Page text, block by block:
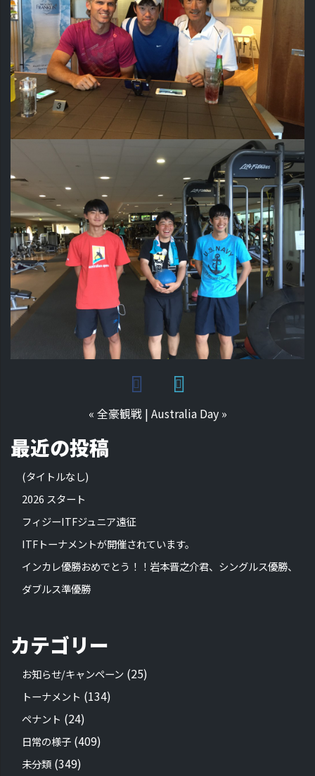
« 全豪観戦| Australia Day»
最近の投稿
(タイトルなし)
2026 スタート
フィジーITFジュニア遠征
ITFトーナメントが開催されています。
インカレ優勝おめでとう！！岩本晋之介君、シングルス優勝、
ダブルス準優勝
カテゴリー
お知らせ/キャンペーン (25)
トーナメント (134)
ペナント (24)
日常の様子 (409)
未分類 (349)